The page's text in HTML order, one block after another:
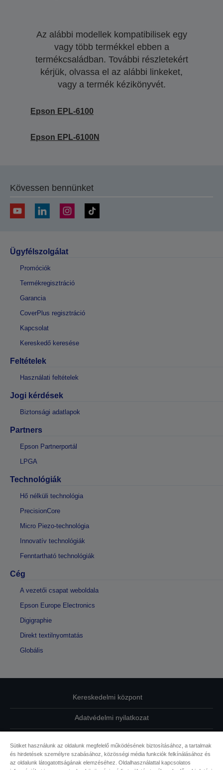
Az alábbi modellek kompatibilisek egy
vagy több termékkel ebben a
termékcsaládban. További részletekért
kérjük, olvassa el az alábbi linkeket,
vagy a termék kézikönyvét.
Epson EPL-6100
Epson EPL-6100N
Kövessen bennünket
Ügyfélszolgálat
Promóciók
Termékregisztráció
Garancia
CoverPlus regisztráció
Kapcsolat
Kereskedő keresése
Feltételek
Használati feltételek
Jogi kérdések
Biztonsági adatlapok
Partners
Epson Partnerportál
LPGA
Technológiák
Hő nélküli technológia
PrecisionCore
Micro Piezo-technológia
Innovatív technológiák
Fenntartható technológiák
Cég
A vezetői csapat weboldala
Epson Europe Electronics
Digigraphie
Direkt textilnyomtatás
Globális
Kereskedelmi központ
Adatvédelmi nyilatkozat
Kapcsolatfelvétel
Sütiket használunk az oldalunk megfelelő működésének biztosításához, a tartalmak
és hirdetések személyre szabásához, közösségi média funkciók felkínálásához és
az oldalunk látogatottságának elemzéséhez. Oldalhasználattal kapcsolatos